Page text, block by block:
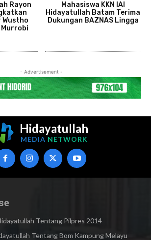
Rayon
Wustho
Murrobi
Mahasiswa KKN IAI
Hidayatullah Batam Terima
Dukungan BAZNAS Lingga
- Advertisement -
Hidayatullah
MEDIA NETWORK
Tentang Pilpres 2014
Tentang Bom Kampung Melayu